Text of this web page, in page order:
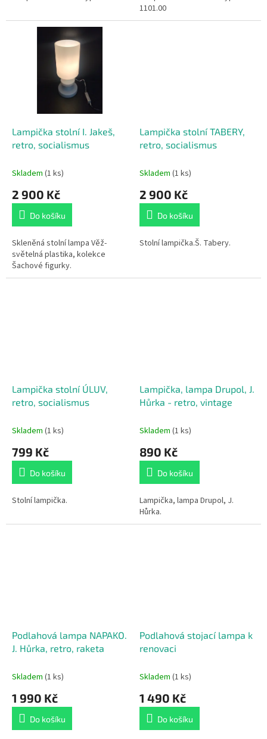
1101.00
Lampička stolní I. Jakeš,
retro, socialismus
Skladem (1 ks)
2 900 Kč
Do košíku
Skleněná stolní lampa Věž-
světelná plastika, kolekce
Šachové figurky.
Lampička stolní TABERY,
retro, socialismus
Skladem (1 ks)
2 900 Kč
Do košíku
Stolní lampička.Š. Tabery.
Lampička stolní ÚLUV,
retro, socialismus
Skladem (1 ks)
799 Kč
Do košíku
Stolní lampička.
Lampička, lampa Drupol, J.
Hůrka - retro, vintage
Skladem (1 ks)
890 Kč
Do košíku
Lampička, lampa Drupol, J.
Hůrka.
Podlahová lampa NAPAKO.
J. Hůrka, retro, raketa
Skladem (1 ks)
1 990 Kč
Do košíku
Podlahová stojací lampa k
renovaci
Skladem (1 ks)
1 490 Kč
Do košíku